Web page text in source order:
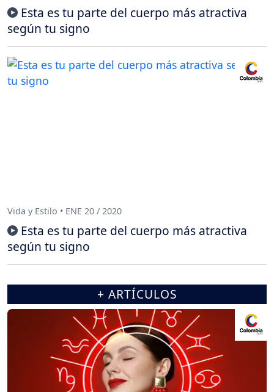
Esta es tu parte del cuerpo más atractiva
según tu signo
Vida y Estilo • ENE 20 / 2020
Esta es tu parte del cuerpo más atractiva
según tu signo
+ ARTÍCULOS